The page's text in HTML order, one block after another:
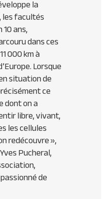
la
les facultés
ans,
dans ces
000 km à
Lorsque
situation de
ce
dont on a
libre, vivant,
les cellules
redécouvre»,
Pucheral,
de